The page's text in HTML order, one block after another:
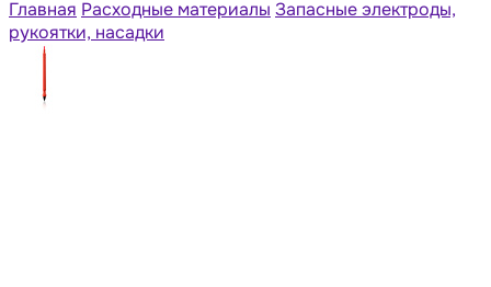
Главная Расходные материалы Запасные электроды,
рукоятки, насадки